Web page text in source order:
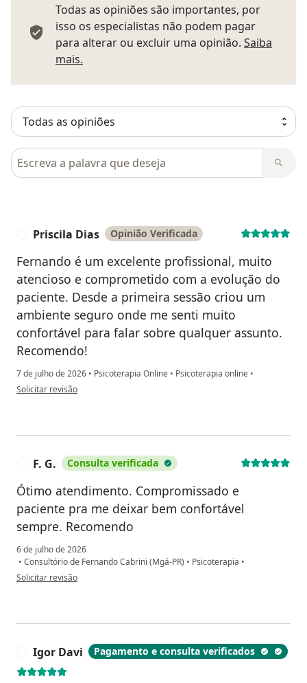
Todas as opiniões são importantes, por
isso os especialistas não podem pagar
para alterar ou excluir uma opinião. Saiba
mais.
Pesquisar em opiniões
Priscila Dias Opinião Verificada
Fernando é um excelente profissional, muito
atencioso e comprometido com a evolução do
paciente. Desde a primeira sessão criou um
ambiente seguro onde me senti muito
confortável para falar sobre qualquer assunto.
Recomendo!
7 de julho de 2026 • Psicoterapia Online • Psicoterapia online •
na opinião do utilizador Priscila Dias
Solicitar revisão
F. G. Consulta verificada
Ótimo atendimento. Compromissado e
paciente pra me deixar bem confortável
sempre. Recomendo
6 de julho de 2026
• Consultório de Fernando Cabrini (Mgá-PR) • Psicoterapia •
na opinião do utilizador F. G.
Solicitar revisão
Igor Davi Pagamento e consulta verificados